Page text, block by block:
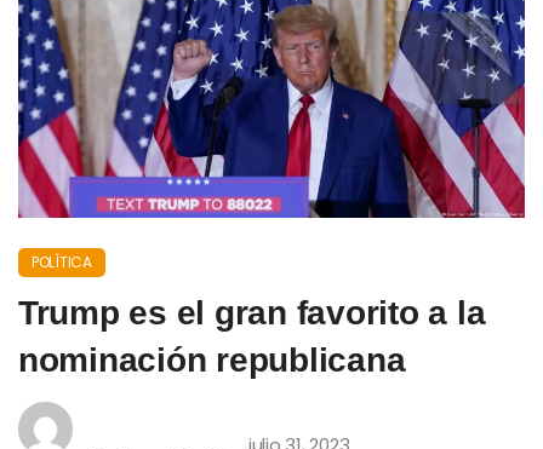
POLÍTICA
Trump es el gran favorito a la
nominación republicana